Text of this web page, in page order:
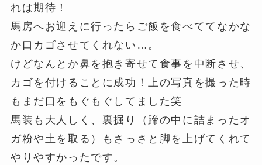
れは期待！
馬房へお迎えに行ったらご飯を食べててなかな
か口カゴさせてくれない…。
けどなんとか鼻を抱き寄せて食事を中断させ、
カゴを付けることに成功！上の写真を撮った時
もまだ口をもぐもぐしてました笑
馬装も大人しく、裏掘り（蹄の中に詰まったオ
ガ粉や土を取る）もさっさと脚を上げてくれて
やりやすかったです。